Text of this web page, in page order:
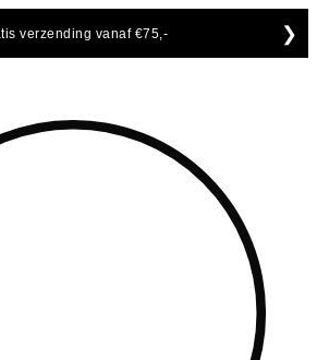
verzending vanaf €75,- ❯